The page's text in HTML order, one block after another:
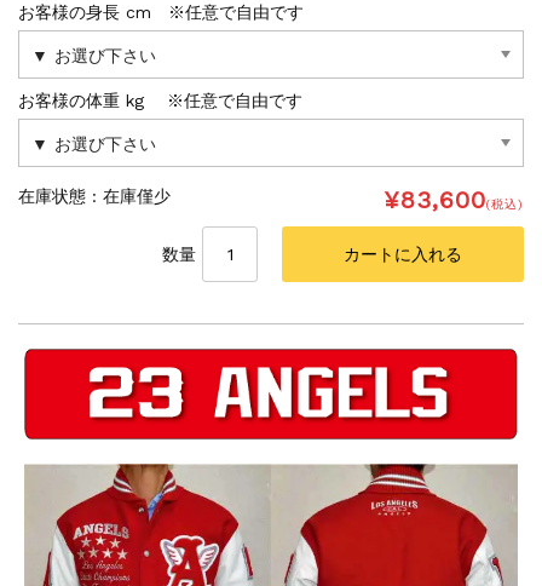
お客様の身長 cm ※任意で自由です
お客様の体重 kg ※任意で自由です
在庫状態 : 在庫僅少 ¥83,600(税込)
数量